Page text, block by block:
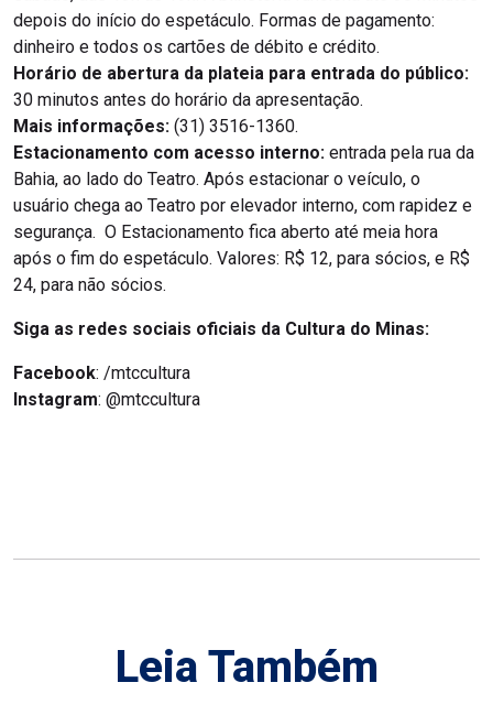
depois do início do espetáculo. Formas de pagamento:
dinheiro e todos os cartões de débito e crédito.
Horário de abertura da plateia para entrada do público:
30 minutos antes do horário da apresentação.
Mais informações: (31) 3516-1360.
Estacionamento com acesso interno: entrada pela rua da
Bahia, ao lado do Teatro. Após estacionar o veículo, o
usuário chega ao Teatro por elevador interno, com rapidez e
segurança. O Estacionamento fica aberto até meia hora
após o fim do espetáculo. Valores: R$ 12, para sócios, e R$
24, para não sócios.
Siga as redes sociais oficiais da Cultura do Minas:
Facebook: /mtccultura
Instagram: @mtccultura
Leia Também